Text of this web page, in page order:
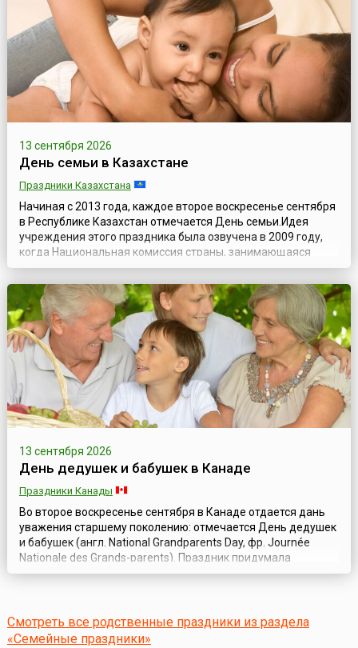
такого дня, с целью поддержки и сохранения семь...
13 сентября 2026
День семьи в Казахстане
Праздники Казахстана
Начиная с 2013 года, каждое второе воскресенье сентября
в Республике Казахстан отмечается День семьи.Идея
учреждения этого праздника была озвучена в 2009 году,
когда Национальная комиссия страны, занимающаяся
исследованием вопросов по делам женщин и семейно-
демографической ситуации, выступила с инициативой
учредить в Казахстане День семьи и проводить его
ежегодно 15 мая, приурочив празднование...
13 сентября 2026
День дедушек и бабушек в Канаде
Праздники Канады
Во второе воскресенье сентября в Канаде отдается дань
уважения старшему поколению: отмечается День дедушек
и бабушек (англ. National Grandparents Day, фр. Journée
Nationale des Grands-parents). Праздник придумала
домохозяйка Мэриан Макквейд из штата Западная
группа американских граждан во гл...
Смотреть все родственные праздники из раздела
«Семейные праздники»